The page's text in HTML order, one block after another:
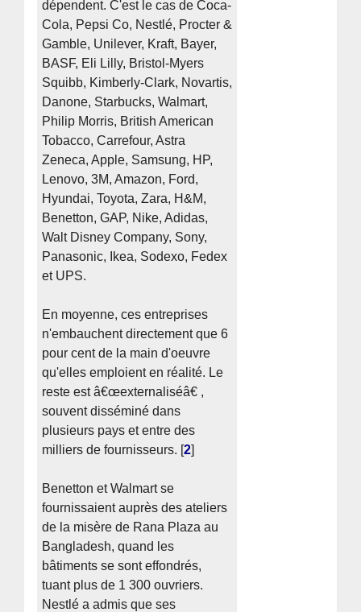
dépendent. C'est le cas de Coca-
Cola, Pepsi Co, Nestlé, Procter &
Gamble, Unilever, Kraft, Bayer,
BASF, Eli Lilly, Bristol-Myers
Squibb, Kimberly-Clark, Novartis,
Danone, Starbucks, Walmart,
Philip Morris, British American
Tobacco, Carrefour, Astra
Zeneca, Apple, Samsung, HP,
Lenovo, 3M, Amazon, Ford,
Hyundai, Toyota, Zara, H&M,
Benetton, GAP, Nike, Adidas,
Walt Disney Company, Sony,
Panasonic, Ikea, Sodexo, Fedex
et UPS.
En moyenne, ces entreprises
n'embauchent directement que 6
pour cent de la main d'oeuvre
qu'elles emploient en réalité. Le
reste est â€œexternaliséâ€ ,
souvent disséminé dans
plusieurs pays et entre des
milliers de fournisseurs. [2]
Benetton et Walmart se
fournissaient auprès des ateliers
de la misère de Rana Plaza au
Bangladesh, quand les
bâtiments se sont effondrés,
tuant plus de 1 300 ouvriers.
Nestlé a admis que ses